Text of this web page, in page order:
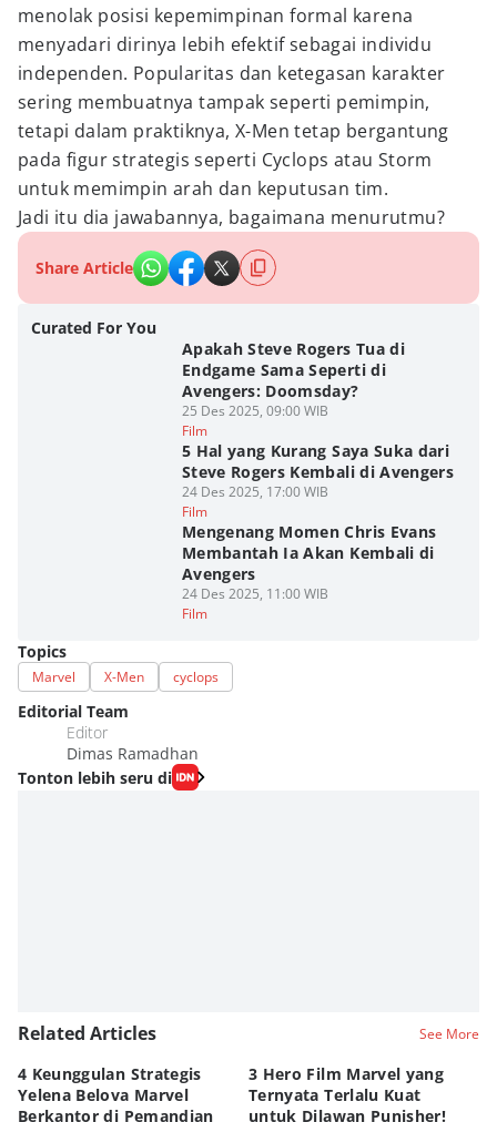
menolak posisi kepemimpinan formal karena
menyadari dirinya lebih efektif sebagai individu
independen. Popularitas dan ketegasan karakter
sering membuatnya tampak seperti pemimpin,
tetapi dalam praktiknya, X-Men tetap bergantung
pada figur strategis seperti Cyclops atau Storm
untuk memimpin arah dan keputusan tim.
Jadi itu dia jawabannya, bagaimana menurutmu?
Share Article
Curated For You
Apakah Steve Rogers Tua di
Endgame Sama Seperti di
Avengers: Doomsday?
25 Des 2025, 09:00 WIB
Film
5 Hal yang Kurang Saya Suka dari
Steve Rogers Kembali di Avengers
24 Des 2025, 17:00 WIB
Film
Mengenang Momen Chris Evans
Membantah Ia Akan Kembali di
Avengers
24 Des 2025, 11:00 WIB
Film
Topics
Marvel X-Men cyclops
Editorial Team
Editor
Dimas Ramadhan
Tonton lebih seru di
Related Articles See More
4 Keunggulan Strategis
Yelena Belova Marvel
Berkantor di Pemandian
3 Hero Film Marvel yang
Ternyata Terlalu Kuat
untuk Dilawan Punisher!